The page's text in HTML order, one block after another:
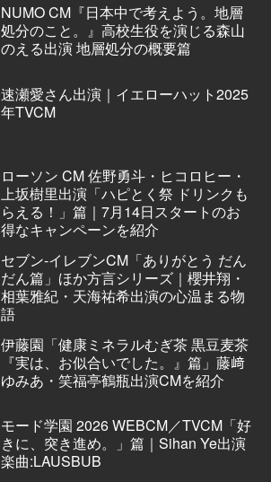
NUMO CM『日本中で考えよう。地層
処分のこと。』高校生役を演じる森山
のえる出演 地層処分の概要篇
速瀬愛さん出演｜イエローハット2025
年TVCM
ローソン CM 佐野勇斗・ヒコロヒー・
上坂樹里出演「ハピとく祭 ドリンクも
らえる！」篇｜7月14日スタートのお
得なキャンペーンを紹介
セブン‐イレブンCM「ありがとう だん
だん篇」ほか方言シリーズ｜櫻井翔・
相葉雅紀・天海祐希出演の心温まる物
語
伊藤園「健康ミネラルむぎ茶 黒豆麦茶
『実は、お似合いでした。』篇」藤﨑
ゆみあ・笑福亭鶴瓶出演CMを紹介
モード学園 2026 WEBCM／TVCM「好
きに、突き進め。」篇｜Sihan Ye出演
楽曲:LAUSBUB